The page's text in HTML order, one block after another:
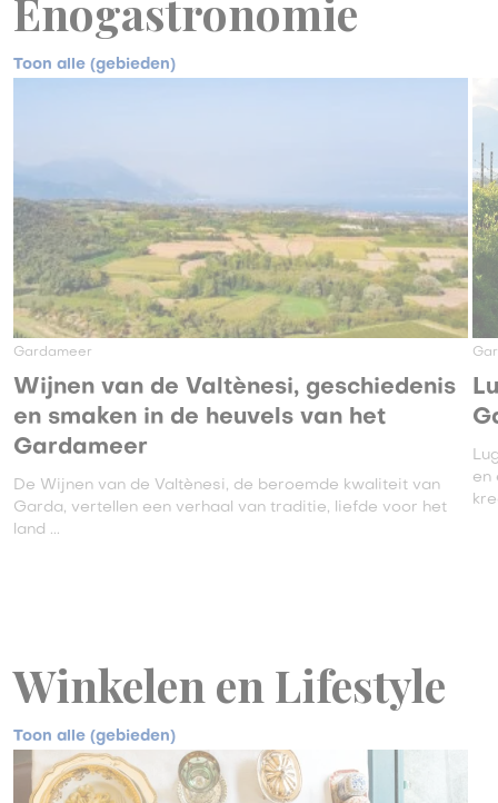
Enogastronomie
Toon alle (gebieden)
Gardameer
Wijnen van de Valtènesi, geschiedenis
en smaken in de heuvels van het
Gardameer
De Wijnen van de Valtènesi, de beroemde kwaliteit van
Garda, vertellen een verhaal van traditie, liefde voor het
land ...
en
Winkelen en Lifestyle
Toon alle (gebieden)